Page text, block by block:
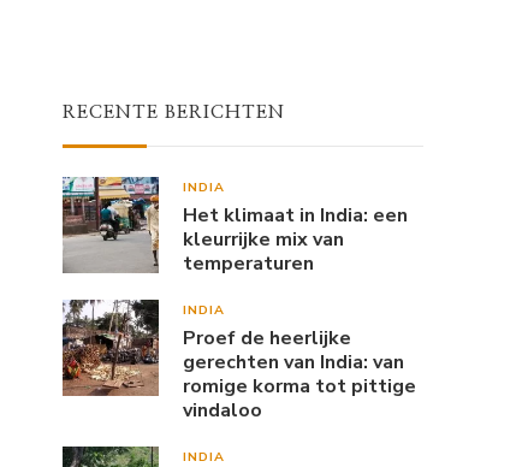
RECENTE BERICHTEN
INDIA
Het klimaat in India: een
kleurrijke mix van
temperaturen
INDIA
Proef de heerlijke
gerechten van India: van
romige korma tot pittige
vindaloo
INDIA